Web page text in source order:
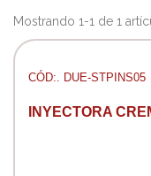
Mostrando 1-1 de 1
CÓD:. DUE-STPINS05
INYECTORA